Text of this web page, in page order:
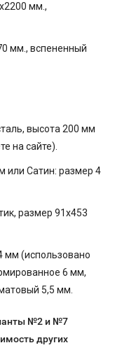
мм.,
мм., вспененный
высота 200 мм
на сайте).
или Сатин: размер 4
размер 91x453
мм (использовано
6 мм,
5,5 мм.
№2 и №7
других